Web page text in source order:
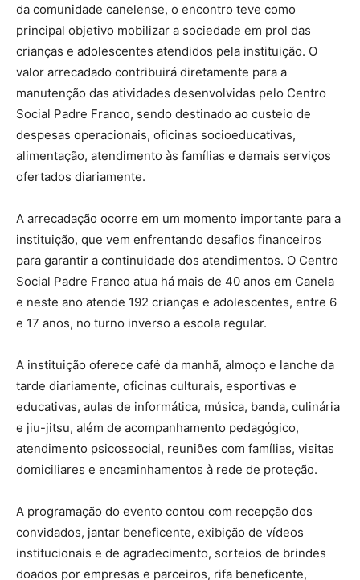
da comunidade canelense, o encontro teve como
principal objetivo mobilizar a sociedade em prol das
crianças e adolescentes atendidos pela instituição. O
valor arrecadado contribuirá diretamente para a
manutenção das atividades desenvolvidas pelo Centro
Social Padre Franco, sendo destinado ao custeio de
despesas operacionais, oficinas socioeducativas,
alimentação, atendimento às famílias e demais serviços
ofertados diariamente.
A arrecadação ocorre em um momento importante para a
instituição, que vem enfrentando desafios financeiros
para garantir a continuidade dos atendimentos. O Centro
Social Padre Franco atua há mais de 40 anos em Canela
e neste ano atende 192 crianças e adolescentes, entre 6
e 17 anos, no turno inverso a escola regular.
A instituição oferece café da manhã, almoço e lanche da
tarde diariamente, oficinas culturais, esportivas e
educativas, aulas de informática, música, banda, culinária
e jiu-jitsu, além de acompanhamento pedagógico,
atendimento psicossocial, reuniões com famílias, visitas
domiciliares e encaminhamentos à rede de proteção.
A programação do evento contou com recepção dos
convidados, jantar beneficente, exibição de vídeos
institucionais e de agradecimento, sorteios de brindes
doados por empresas e parceiros, rifa beneficente,